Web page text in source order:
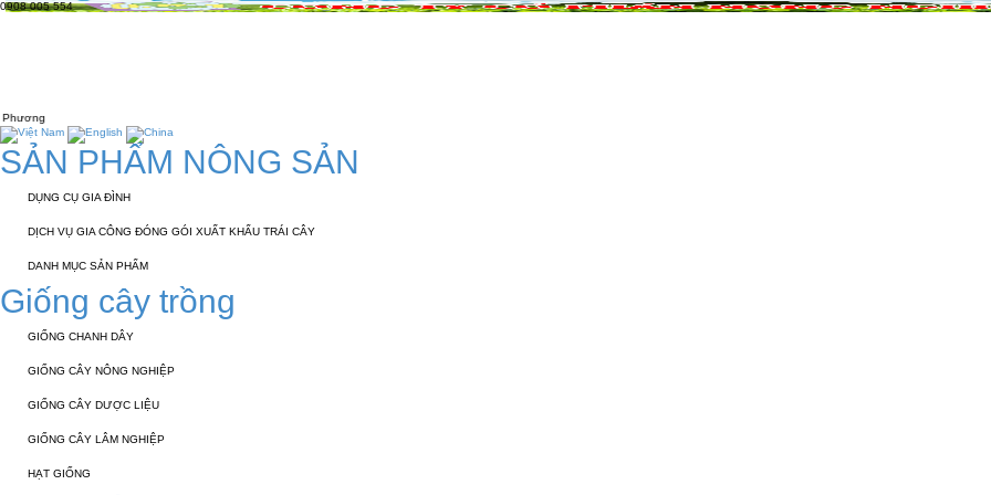
0908 005 554
SẢN PHẨM NÔNG SẢN
DỤNG CỤ GIA ĐÌNH
DỊCH VỤ GIA CÔNG ĐÓNG GÓI XUẤT KHẨU TRÁI CÂY
DANH MỤC SẢN PHẨM
Giống cây trồng
GIỐNG CHANH DÂY
GIỐNG CÂY NÔNG NGHIỆP
GIỐNG CÂY DƯỢC LIỆU
GIỐNG CÂY LÂM NGHIỆP
HẠT GIỐNG